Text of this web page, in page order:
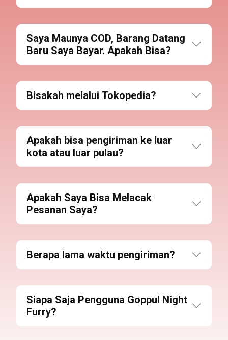
Saya Maunya COD, Barang Datang
Baru Saya Bayar. Apakah Bisa?
Bisakah melalui Tokopedia?
Apakah bisa pengiriman ke luar
kota atau luar pulau?
Apakah Saya Bisa Melacak
Pesanan Saya?
Berapa lama waktu pengiriman?
Siapa Saja Pengguna Goppul Night
Furry?